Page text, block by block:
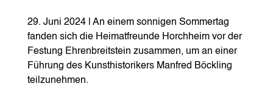
29. Juni 2024 | An einem sonnigen Sommertag
fanden sich die Heimatfreunde Horchheim vor der
Festung Ehrenbreitstein zusammen, um an einer
Führung des Kunsthistorikers Manfred Böckling
teilzunehmen.